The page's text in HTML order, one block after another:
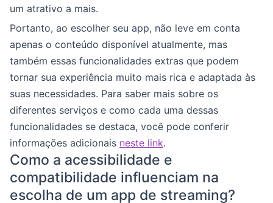
um atrativo a mais.
Portanto, ao escolher seu app, não leve em conta
apenas o conteúdo disponível atualmente, mas
também essas funcionalidades extras que podem
tornar sua experiência muito mais rica e adaptada às
suas necessidades. Para saber mais sobre os
diferentes serviços e como cada uma dessas
funcionalidades se destaca, você pode conferir
informações adicionais neste link.
Como a acessibilidade e
compatibilidade influenciam na
escolha de um app de streaming?